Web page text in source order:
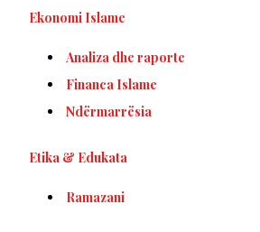
Ekonomi Islame
Analiza dhe raporte
Financa Islame
Ndërmarrësia
Etika & Edukata
Ramazani